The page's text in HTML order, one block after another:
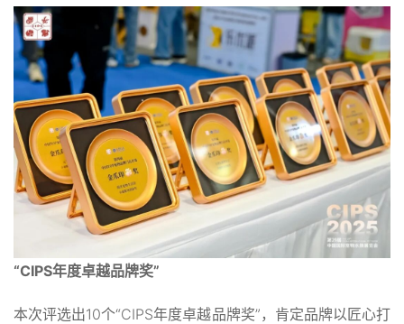
“CIPS年度卓越品牌奖”
本次评选出10个“CIPS年度卓越品牌奖”，肯定品牌以匠心打